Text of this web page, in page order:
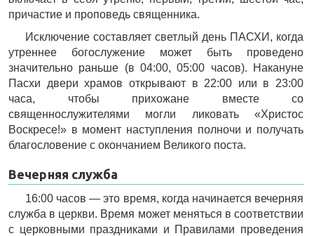
причастие и проповедь священника.
Исключение составляет светлый день ПАСХИ, когда
утреннее богослужение может быть проведено
значительно раньше (в 04:00, 05:00 часов). Накануне
Пасхи двери храмов открывают в 22:00 или в 23:00
часа, чтобы прихожане вместе со
священнослужителями могли ликовать «Христос
Воскресе!» в момент наступления полночи и получать
благословение с окончанием Великого поста.
Вечерняя служба
16:00 часов — это время, когда начинается вечерняя
служба в церкви. Время может меняться в соответствии
с церковными праздниками и Правилами проведения